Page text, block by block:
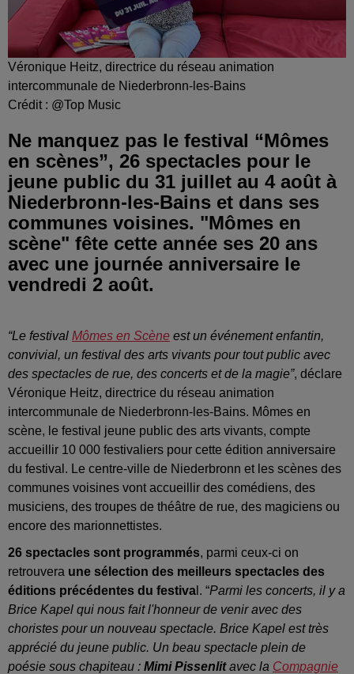
Véronique Heitz, directrice du réseau animation
intercommunale de Niederbronn-les-Bains
Crédit : @Top Music
Ne manquez pas le festival “Mômes
en scènes”, 26 spectacles pour le
jeune public du 31 juillet au 4 août à
Niederbronn-les-Bains et dans ses
communes voisines. "Mômes en
scène" fête cette année ses 20 ans
avec une journée anniversaire le
vendredi 2 août.
“Le festival Mômes en Scène est un événement enfantin,
convivial, un festival des arts vivants pour tout public avec
des spectacles de rue, des concerts et de la magie”, déclare
Véronique Heitz, directrice du réseau animation
intercommunale de Niederbronn-les-Bains. Mômes en
scène, le festival jeune public des arts vivants, compte
accueillir 10 000 festivaliers pour cette édition anniversaire
du festival. Le centre-ville de Niederbronn et les scènes des
communes voisines vont accueillir des comédiens, des
musiciens, des troupes de théâtre de rue, des magiciens ou
encore des marionnettistes.
26 spectacles sont programmés, parmi ceux-ci on
retrouvera une sélection des meilleurs spectacles des
éditions précédentes du festiva l. “Parmi les concerts, il y a
Brice Kapel qui nous fait l'honneur de venir avec des
choristes pour un nouveau spectacle. Brice Kapel est très
apprécié du jeune public. Un beau spectacle plein de
poésie sous chapiteau : Mimi Pissenlitavec la Compagnie